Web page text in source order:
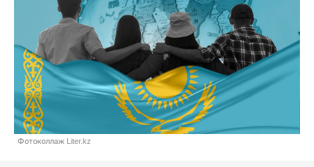
Фотоколлаж Liter.kz